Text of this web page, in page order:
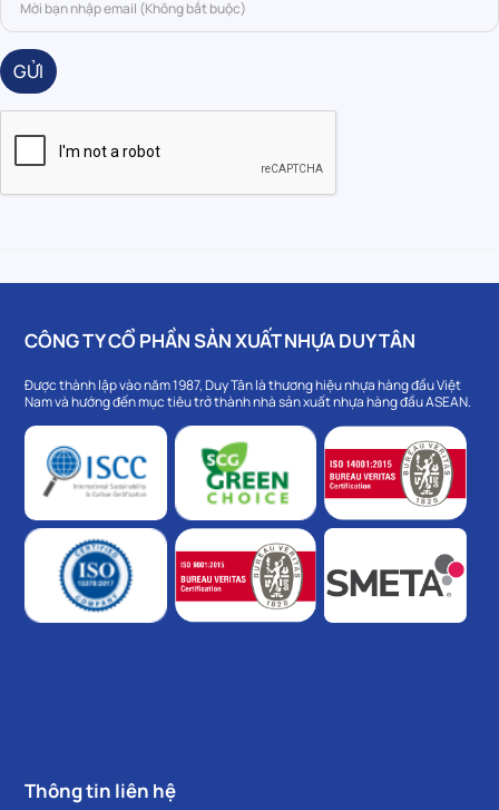
GỬI
CÔNG TY CỔ PHẦN SẢN XUẤT NHỰA DUY TÂN
Được thành lập vào năm 1987, Duy Tân là thương hiệu nhựa hàng đầu Việt
Nam và hướng đến mục tiêu trở thành nhà sản xuất nhựa hàng đầu ASEAN.
Thông tin liên hệ